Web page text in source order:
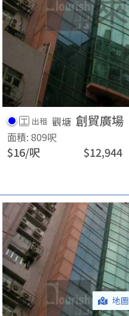
工 出租 觀塘 創貿廣場
面積: 809呎
$16/呎 $12,944
地圖